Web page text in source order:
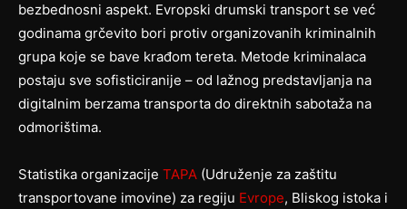
bezbednosni aspekt. Evropski drumski transport se već
godinama grčevito bori protiv organizovanih kriminalnih
grupa koje se bave krađom tereta. Metode kriminalaca
postaju sve sofisticiranije – od lažnog predstavljanja na
digitalnim berzama transporta do direktnih sabotaža na
odmorištima.
Statistika organizacije TAPA (Udruženje za zaštitu
transportovane imovine) za regiju Evrope, Bliskog istoka i